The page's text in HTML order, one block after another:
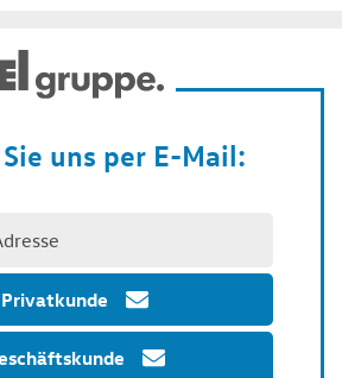
uns per E-Mail:
Privatkunde